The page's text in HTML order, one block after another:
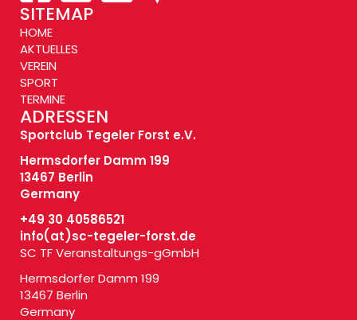
SITEMAP
HOME
AKTUELLES
VEREIN
SPORT
TERMINE
ADRESSEN
Sportclub Tegeler Forst e.V.
Hermsdorfer Damm 199
13467 Berlin
Germany
+49 30 40586521
info(at)sc-tegeler-forst.de
SC TF Veranstaltungs-gGmbH
Hermsdorfer Damm 199
13467 Berlin
Germany